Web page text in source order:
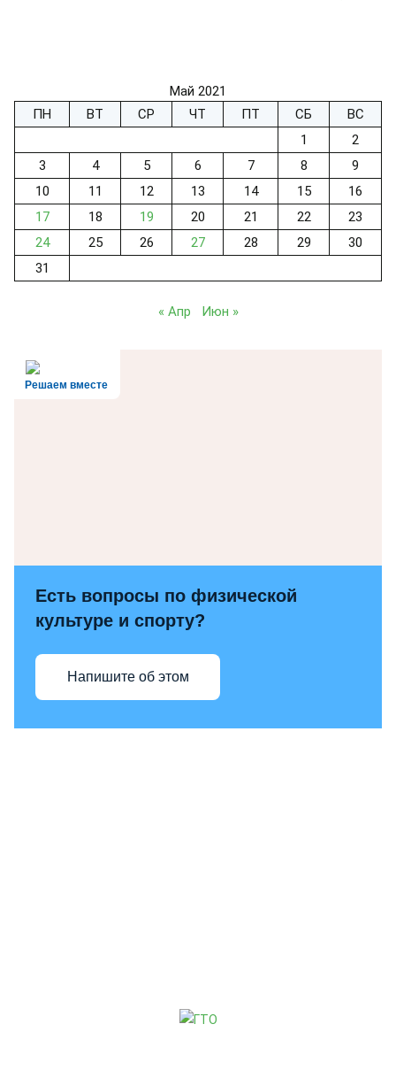
Май 2021
ПН
ВТ СР ЧТ ПТ СБ
ВС
1
2
3
4 5 6 7 8
9
10
11 12 13 14 15
16
17
18 19 20 21 22
23
24
25 26 27 28 29
30
31
« Апр Июн »
Решаем вместе
Есть вопросы по физической
культуре и спорту?
Напишите об этом